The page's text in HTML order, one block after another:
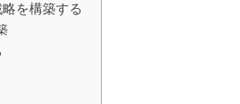
を構築する